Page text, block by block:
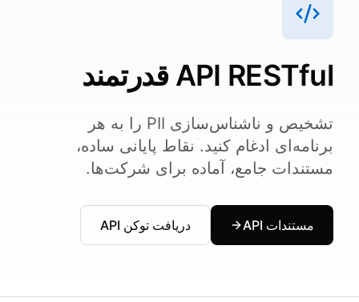
API RESTful قدرتمند
تشخیص و ناشناس‌سازی PII را به هر
برنامه‌ای ادغام کنید. نقاط پایانی ساده،
مستندات جامع، آماده برای شرکت‌ها.
مستندات API دریافت توکن API